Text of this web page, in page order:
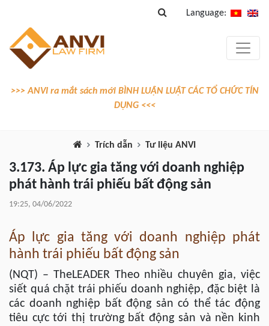
Language:
>>> ANVI ra mắt sách mới BÌNH LUẬN LUẬT CÁC TỔ CHỨC TÍN
DỤNG <<<
Trích dẫn Tư liệu ANVI
3.173. Áp lực gia tăng với doanh nghiệp
phát hành trái phiếu bất động sản
19:25, 04/06/2022
Áp lực gia tăng với doanh nghiệp phát
hành trái phiếu bất động sản
(NQT) – TheLEADER Theo nhiều chuyên gia, việc
siết quá chặt trái phiếu doanh nghiệp, đặc biệt là
các doanh nghiệp bất động sản có thể tác động
tiêu cực tới thị trường bất động sản và nền kinh